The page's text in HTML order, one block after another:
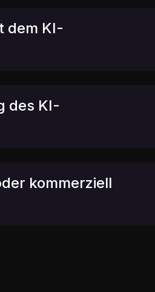
dem KI-
des KI-
kommerziell